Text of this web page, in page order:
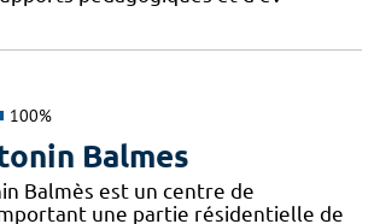
100%
Balmes
Balmès est un centre de
une partie résidentielle de